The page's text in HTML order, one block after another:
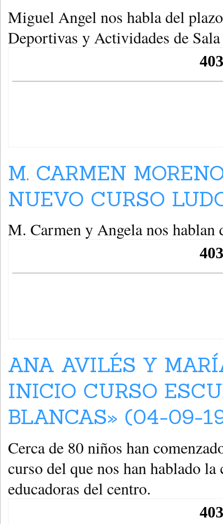
Miguel Angel nos habla del
Deportivas y Actividades de
M. CARMEN
NUEVO CURSO
M. Carmen y Angela nos hablan
ANA AVILÉS Y
INICIO CURSO
BLANCAS» (04-09-
Cerca de 80 niños han
curso del que nos han hablado
educadoras del centro.